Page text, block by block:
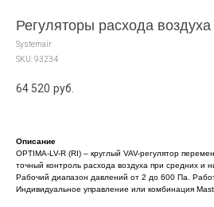
Регуляторы расхода
Systemair
SKU:93234
64 520 руб.
Описание
OPTIMA-LV-R (RI) – круглый VAV-регулятор
точный контроль расхода воздуха при средних и
Рабочий диапазон давлений от 2 до 600 Па.
Индивидуальное управление или комбинация